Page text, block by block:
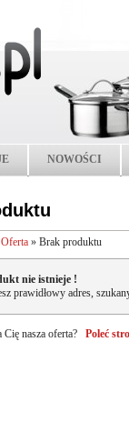
NOWOŚCI
Oferta » Brak produktu
nie istnieje !
prawidłowy adres,
Cię nasza oferta? Poleć